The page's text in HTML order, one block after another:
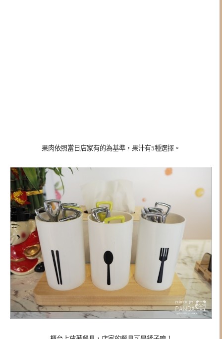
果肉依照當日店家有的為基準，果汁有5種選擇。